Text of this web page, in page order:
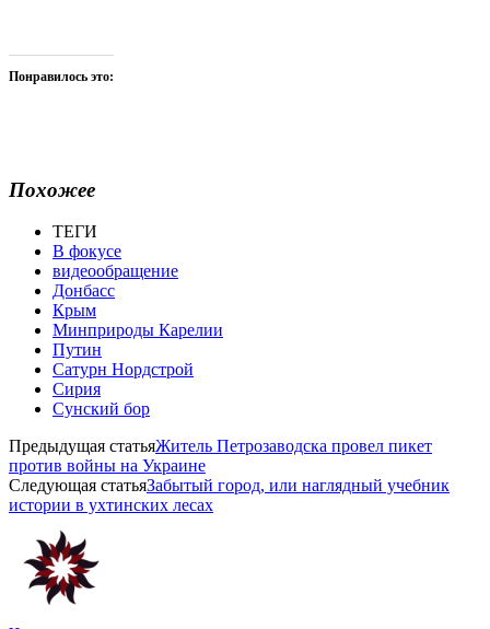
Понравилось это:
Похожее
ТЕГИ
В фокусе
видеообращение
Донбасс
Крым
Минприроды Карелии
Путин
Сатурн Нордстрой
Сирия
Сунский бор
Предыдущая статьяЖитель Петрозаводска провел пикет
против войны на Украине
Следующая статьяЗaбытый город, или наглядный учебник
истории в ухтинских лесах